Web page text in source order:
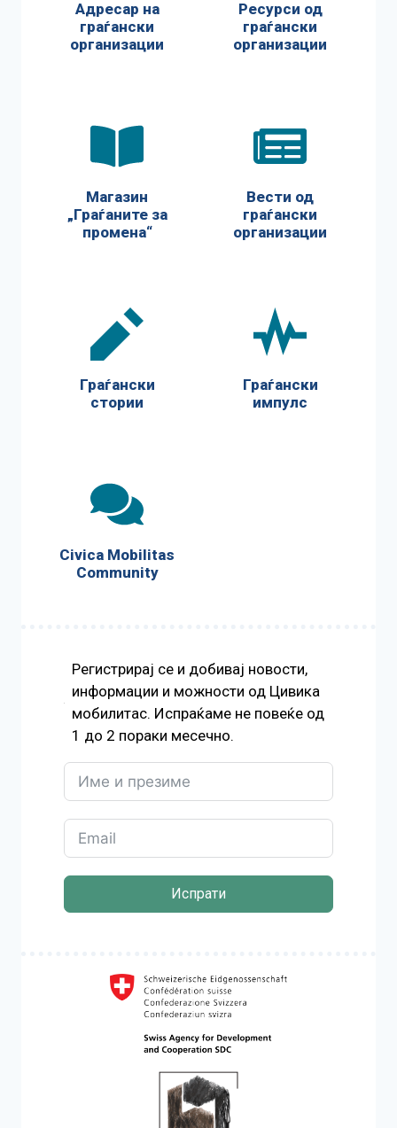
Адресар на
граѓански
организации
Ресурси од
граѓански
организации
Магазин
„Граѓаните за
промена“
Вести од
граѓански
организации
Граѓански
стории
Граѓански
импулс
Civica Mobilitas
Community
Регистрирај се и добивај новости,
информации и можности од Цивика
мобилитас. Испраќаме не повеќе од
1 до 2 пораки месечно.
Испрати